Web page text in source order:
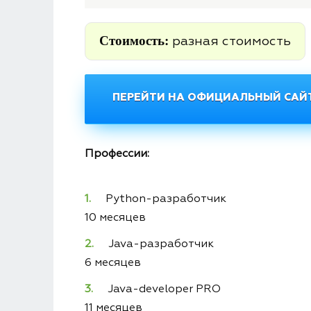
Стоимость: разная стоимость
ПЕРЕЙТИ НА ОФИЦИАЛЬНЫЙ
Профессии:
Python-разработчик
10 месяцев
Java-разработчик
6 месяцев
Java-developer PRO
11 месяцев